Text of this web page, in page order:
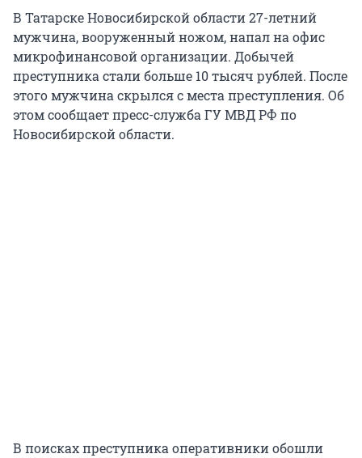
В Татарске Новосибирской области 27-летний
мужчина, вооруженный ножом, напал на офис
микрофинансовой организации. Добычей
преступника стали больше 10 тысяч рублей. После
этого мужчина скрылся с места преступления. Об
этом сообщает пресс-служба ГУ МВД РФ по
Новосибирской области.
В поисках преступника оперативники обошли